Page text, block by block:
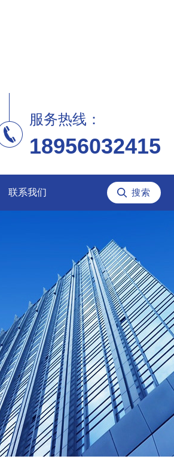
服务热线：
18956032415
联系我们